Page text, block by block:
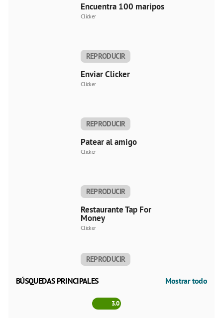
Encuentra 100 mariposas
Clicker
REPRODUCIR
Enviar Clicker
Clicker
REPRODUCIR
Patear al amigo
Clicker
REPRODUCIR
Restaurante Tap For
Money
Clicker
REPRODUCIR
BÚSQUEDAS PRINCIPALES Mostrar todo
3.0